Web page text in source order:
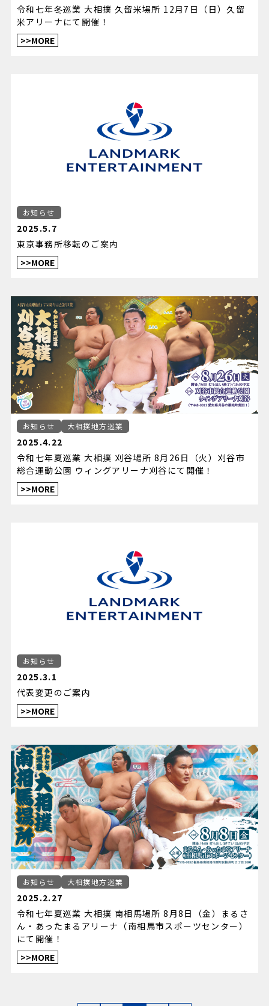
令和七年冬巡業 大相撲 久留米場所 12月7日（日）久留
米アリーナにて開催！
>>MORE
お知らせ
2025.5.7
東京事務所移転のご案内
>>MORE
お知らせ 大相撲地方巡業
2025.4.22
令和七年夏巡業 大相撲 刈谷場所 8月26日（火）刈谷市
総合運動公園 ウィングアリーナ刈谷にて開催！
>>MORE
お知らせ
2025.3.1
代表変更のご案内
>>MORE
お知らせ 大相撲地方巡業
2025.2.27
令和七年夏巡業 大相撲 南相馬場所 8月8日（金）まるさ
ん・あったまるアリーナ（南相馬市スポーツセンター）
にて開催！
>>MORE